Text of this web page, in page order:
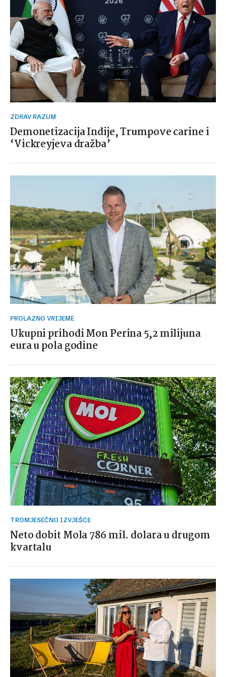
ZDRAV RAZUM
Demonetizacija Indije, Trumpove carine i
‘Vickreyjeva dražba’
PROLAZNO VRIJEME
Ukupni prihodi Mon Perina 5,2 milijuna
eura u pola godine
TROMJESEČNO IZVJEŠĆE
Neto dobit Mola 786 mil. dolara u drugom
kvartalu